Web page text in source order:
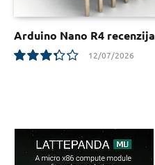
Arduino Nano R4 recenzija
12/07/2026